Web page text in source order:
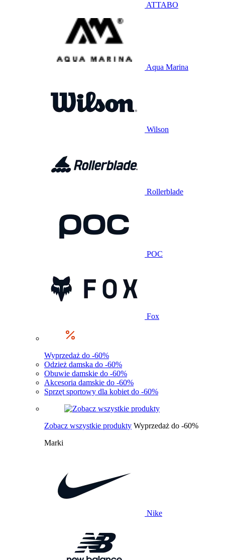
ATTABO
Aqua Marina
Wilson
Rollerblade
POC
Fox
Wyprzedaż do -60%
Odzież damska do -60%
Obuwie damskie do -60%
Akcesoria damskie do -60%
Sprzęt sportowy dla kobiet do -60%
Zobacz wszystkie produkty Wyprzedaż do -60%
Marki
Nike